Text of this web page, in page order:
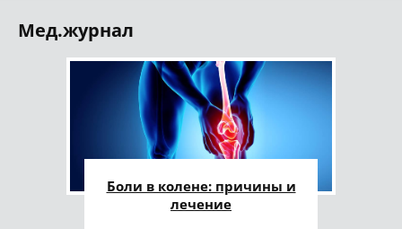
Мед.журнал
Боли в колене: причины и
лечение